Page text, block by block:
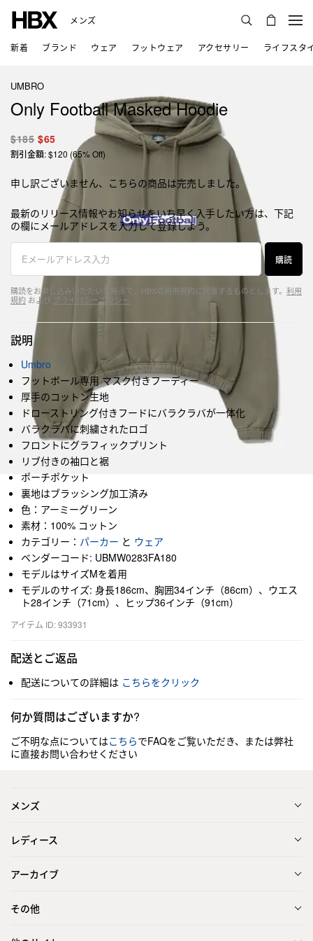
メンズ
新着 ブランド ウェア フットウェア アクセサリー ライフスタ
UMBRO
Only Football Masked Hoodie
$185 $65
割引金額: $120 (65% Off)
申し訳ございません、こちらの商品は完売しました。
最新のリリース情報やお知らせをいち早く入手したい方は、下記
の欄にメールアドレスを入力して登録しよう。
購読
購読をお申し込みいただいた時点で、HBXの利用規約に同意するものとします。 利用
規約 および プライバシーポリシー
説明
Umbro
フットボール専用 マスク付きフーディー
厚手のコットン生地
ドローストリング付きフードにバラクラバが一体化
バラクラバに刺繍されたロゴ
フロントにグラフィックプリント
リブ付きの袖口と裾
ポーチポケット
裏地はブラッシング加工済み
色：アーミーグリーン
素材：100% コットン
カテゴリー： パーカー と ウェア
ベンダーコード: UBMW0283FA180
モデルはサイズMを着用
モデルのサイズ: 身長186cm、胸囲34インチ（86cm）、ウエス
ト28インチ（71cm）、ヒップ36インチ（91cm）
アイテム ID: 933931
配送とご返品
配送についての詳細は こちらをクリック
何か質問はございますか?
ご不明な点についてはこちらでFAQをご覧いただき、または弊社
に直接お問い合わせください
メンズ
レディース
アーカイブ
その他